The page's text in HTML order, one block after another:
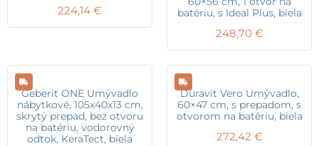
224,14 €
batériu, s Ideal Plus, biela
248,70 €
Geberit ONE Umývadlo
nábytkové, 105x40x13 cm,
skrytý prepad, bez otvoru
na batériu, vodorovný
odtok, KeraTect, biela
Duravit Vero Umývadlo,
60×47 cm, s prepadom, s
otvorom na batériu, biela
272,42 €